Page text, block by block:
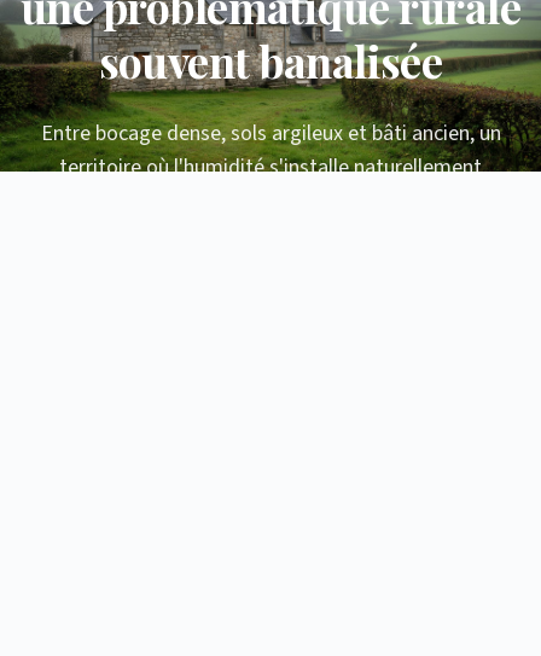
souvent banalisée
Entre bocage dense, sols argileux et bâti ancien, un
territoire où l'humidité s'installe naturellement